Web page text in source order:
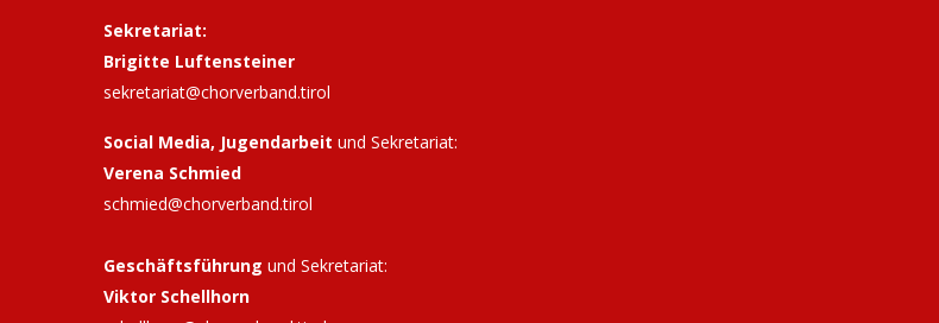
Sekretariat:
Brigitte Luftensteiner
sekretariat@chorverband.tirol
Social Media, Jugendarbeit und Sekretariat:
Verena Schmied
schmied@chorverband.tirol
Geschäftsführung und Sekretariat:
Viktor Schellhorn